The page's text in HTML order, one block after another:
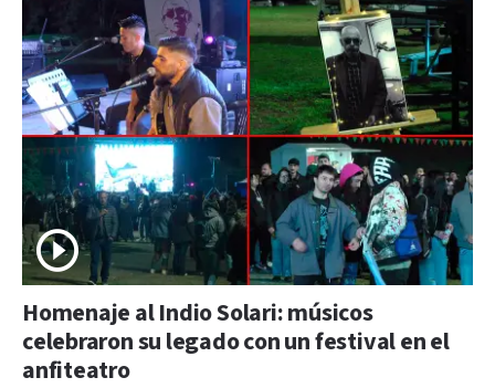
Homenaje al Indio Solari: músicos
celebraron su legado con un festival en el
anfiteatro